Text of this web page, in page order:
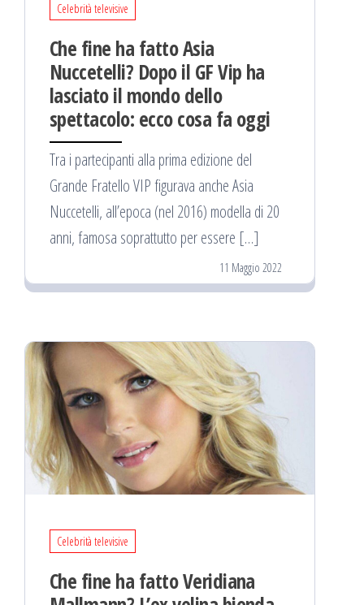
Celebrità televisive
Che fine ha fatto Asia
Nuccetelli? Dopo il GF Vip ha
lasciato il mondo dello
spettacolo: ecco cosa fa oggi
Tra i partecipanti alla prima edizione del
Grande Fratello VIP figurava anche Asia
Nuccetelli, all’epoca (nel 2016) modella di 20
anni, famosa soprattutto per essere […]
11 Maggio 2022
Celebrità televisive
Che fine ha fatto Veridiana